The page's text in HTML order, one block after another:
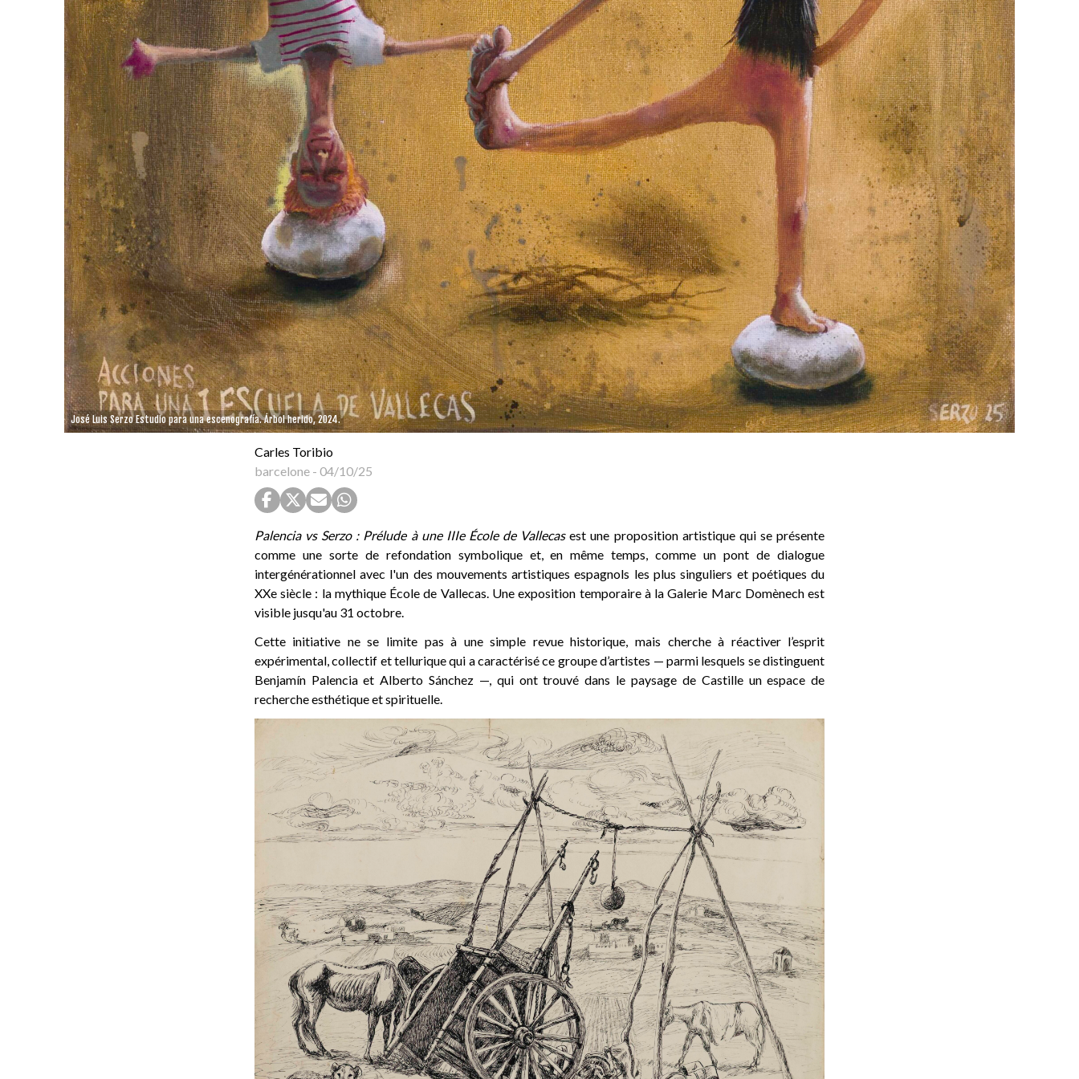
José Luis Serzo Estudio para una escenografía. Árbol herido, 2024.
Carles Toribio
barcelone- 04/10/25
Palencia vs Serzo : Prélude à une IIIe École de Vallecasest une proposition artistique qui se présente
comme une sorte de refondation symbolique et, en même temps, comme un pont de dialogue
intergénérationnel avec l'un des mouvements artistiques espagnols les plus singuliers et poétiques du
XXe siècle : la mythique École de Vallecas. Une exposition temporaire à la Galerie Marc Domènech est
visible jusqu'au 31 octobre.
Cette initiative ne se limite pas à une simple revue historique, mais cherche à réactiver l’esprit
expérimental, collectif et tellurique qui a caractérisé ce groupe d’artistes — parmi lesquels se distinguent
Benjamín Palencia et Alberto Sánchez —, qui ont trouvé dans le paysage de Castille un espace de
recherche esthétique et spirituelle.